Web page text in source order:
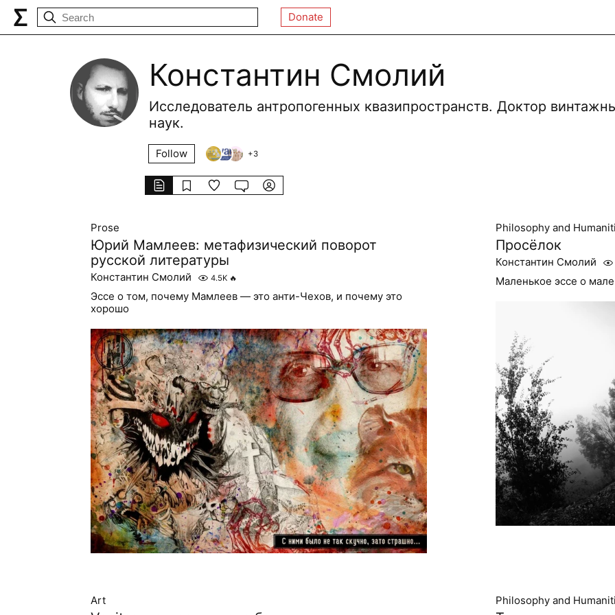
Donate
Константин Смолий
Исследователь антропогенных квазипространств. Доктор
наук.
Follow +3
Prose
Юрий Мамлеев: метафизический поворот
русской литературы
Константин Смолий 4.5K 🔥
Эссе о том, почему Мамлеев — это анти-Чехов, и почему это
хорошо
Philosophy and
Просёлок
Константин Смолий
Маленькое эссе о
Art Philosophy and